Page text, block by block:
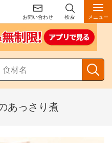
お問い合わせ 検索 メニュー
あっさり煮